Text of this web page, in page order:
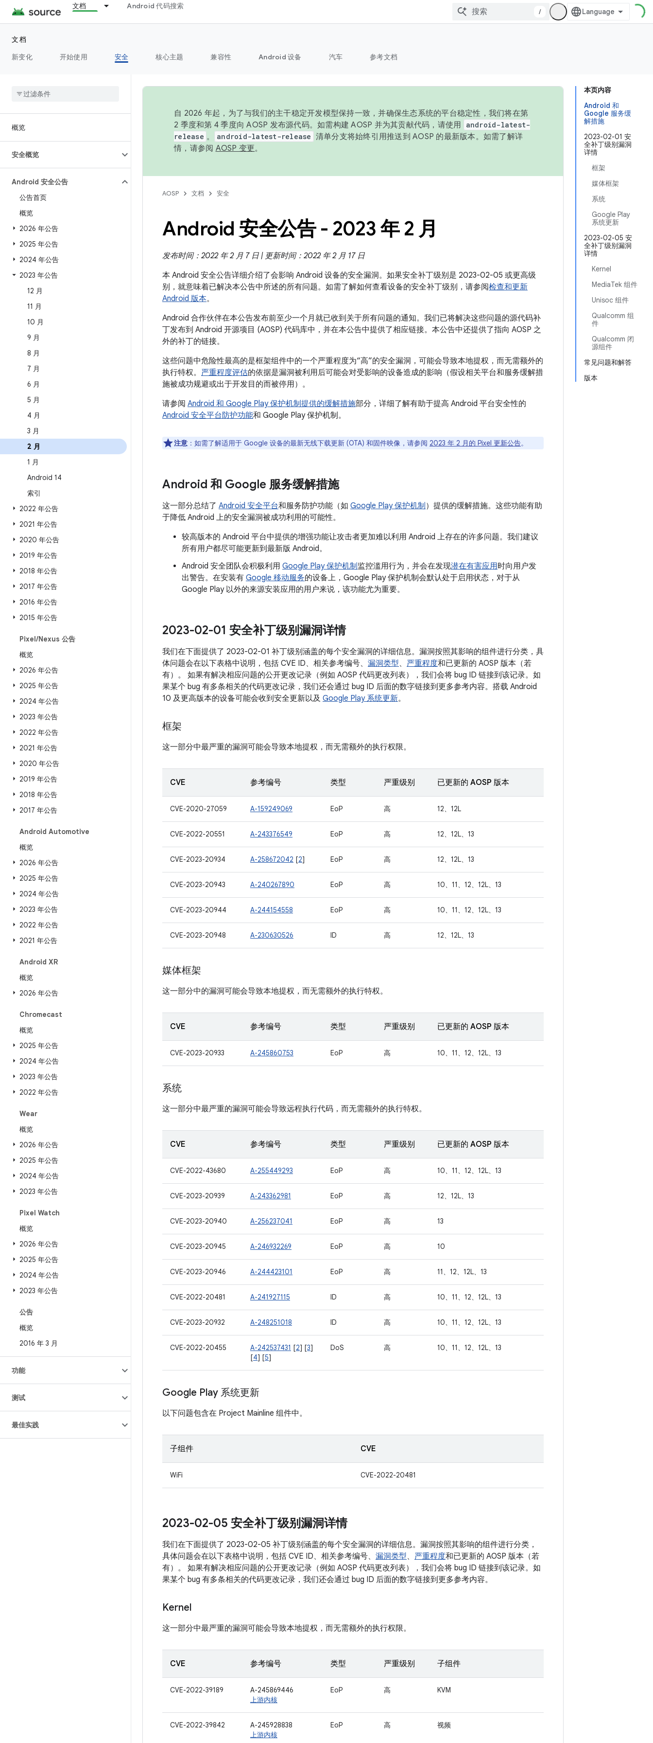
文档 Android 代码搜索
/
文档
新变化
开始使用 安全 核心主题 兼容性 Android 设备 汽车 参考文档
概览
安全概览
Android 安全公告
公告首页
概览
2026 年公告
2025 年公告
2024 年公告
2023 年公告
12 月
11 月
10 月
9 月
8 月
7 月
6 月
5 月
4 月
3 月
2 月
1 月
Android 14
索引
2022 年公告
2021 年公告
2020 年公告
2019 年公告
2018 年公告
2017 年公告
2016 年公告
2015 年公告
Pixel/Nexus 公告
概览
2026 年公告
2025 年公告
2024 年公告
2023 年公告
2022 年公告
2021 年公告
2020 年公告
2019 年公告
2018 年公告
2017 年公告
Android Automotive
概览
2026 年公告
2025 年公告
2024 年公告
2023 年公告
2022 年公告
2021 年公告
Android XR
概览
2026 年公告
Chromecast
概览
2025 年公告
2024 年公告
2023 年公告
2022 年公告
Wear
概览
2026 年公告
2025 年公告
2024 年公告
2023 年公告
Pixel Watch
概览
2026 年公告
2025 年公告
2024 年公告
2023 年公告
公告
概览
2016 年 3 月
功能
测试
最佳实践
本页内容
Android 和
Google 服务缓
解措施
2023-02-01 安
全补丁级别漏洞
详情
框架
媒体框架
系统
Google Play
系统更新
2023-02-05 安
全补丁级别漏洞
详情
Kernel
MediaTek 组件
Unisoc 组件
Qualcomm 组
件
Qualcomm 闭
源组件
常见问题和解答
版本
自 2026 年起，为了与我们的主干稳定开发模型保持一致，并确保生态系统的平台稳定性，我们将在第
2 季度和第 4 季度向 AOSP 发布源代码。如需构建 AOSP 并为其贡献代码，请使用
android-latest-
release 。 android-latest-release 清单分支将始终引用推送到 AOSP 的最新版本。如需了解详
情，请参阅 AOSP 变更。
AOSP 文档 安全
Android 安全公告 - 2023 年 2 月
发布时间：2022 年 2 月 7 日 | 更新时间：2022 年 2 月 17 日
本 Android 安全公告详细介绍了会影响 Android 设备的安全漏洞。如果安全补丁级别是 2023-02-05 或更高级
别，就意味着已解决本公告中所述的所有问题。如需了解如何查看设备的安全补丁级别，请参阅检查和更新
Android 版本。
Android 合作伙伴在本公告发布前至少一个月就已收到关于所有问题的通知。我们已将解决这些问题的源代码补
丁发布到 Android 开源项目 (AOSP) 代码库中，并在本公告中提供了相应链接。本公告中还提供了指向 AOSP 之
外的补丁的链接。
这些问题中危险性最高的是框架组件中的一个严重程度为“高”的安全漏洞，可能会导致本地提权，而无需额外的
执行特权。 严重程度评估的依据是漏洞被利用后可能会对受影响的设备造成的影响（假设相关平台和服务缓解措
施被成功规避或出于开发目的而被停用）。
请参阅 Android 和 Google Play 保护机制提供的缓解措施部分，详细了解有助于提高 Android 平台安全性的
Android 安全平台防护功能和 Google Play 保护机制。
注意 ：如需了解适用于 Google 设备的最新无线下载更新 (OTA) 和固件映像，请参阅 2023 年 2 月的 Pixel 更新公告。
Android 和 Google 服务缓解措施
这一部分总结了 Android 安全平台和服务防护功能（如 Google Play 保护机制 ）提供的缓解措施。这些功能有助
于降低 Android 上的安全漏洞被成功利用的可能性。
较高版本的 Android 平台中提供的增强功能让攻击者更加难以利用 Android 上存在的许多问题。我们建议
所有用户都尽可能更新到最新版 Android。
Android 安全团队会积极利用 Google Play 保护机制监控滥用行为，并会在发现潜在有害应用时向用户发
出警告。在安装有 Google 移动服务的设备上，Google Play 保护机制会默认处于启用状态，对于从
Google Play 以外的来源安装应用的用户来说，该功能尤为重要。
2023-02-01 安全补丁级别漏洞详情
我们在下面提供了 2023-02-01 补丁级别涵盖的每个安全漏洞的详细信息。漏洞按照其影响的组件进行分类，具
体问题会在以下表格中说明，包括 CVE ID、相关参考编号、 漏洞类型、 严重程度和已更新的 AOSP 版本（若
有）。 如果有解决相应问题的公开更改记录（例如 AOSP 代码更改列表），我们会将 bug ID 链接到该记录。如
果某个 bug 有多条相关的代码更改记录，我们还会通过 bug ID 后面的数字链接到更多参考内容。搭载 Android
10 及更高版本的设备可能会收到安全更新以及 Google Play 系统更新。
框架
这一部分中最严重的漏洞可能会导致本地提权，而无需额外的执行权限。
CVE 参考编号 类型 严重级别 已更新的 AOSP 版本
CVE-2020-27059 A-159249069 EoP 高 12、12L
CVE-2022-20551 A-243376549 EoP 高 12、12L、13
CVE-2023-20934 A-258672042 [2] EoP 高 12、12L、13
CVE-2023-20943 A-240267890 EoP 高 10、11、12、12L、13
CVE-2023-20944 A-244154558 EoP 高 10、11、12、12L、13
CVE-2023-20948 A-230630526 ID 高 12、12L、13
媒体框架
这一部分中的漏洞可能会导致本地提权，而无需额外的执行特权。
CVE 参考编号 类型 严重级别 已更新的 AOSP 版本
CVE-2023-20933 A-245860753 EoP 高 10、11、12、12L、13
系统
这一部分中最严重的漏洞可能会导致远程执行代码，而无需额外的执行特权。
CVE 参考编号 类型 严重级别 已更新的 AOSP 版本
CVE-2022-43680 A-255449293 EoP 高 10、11、12、12L、13
CVE-2023-20939 A-243362981 EoP 高 12、12L、13
CVE-2023-20940 A-256237041 EoP 高 13
CVE-2023-20945 A-246932269 EoP 高 10
CVE-2023-20946 A-244423101 EoP 高 11、12、12L、13
CVE-2022-20481 A-241927115 ID 高 10、11、12、12L、13
CVE-2023-20932 A-248251018 ID 高 10、11、12、12L、13
CVE-2022-20455 A-242537431 [2] [3]
[4] [5]
DoS 高 10、11、12、12L、13
Google Play 系统更新
以下问题包含在 Project Mainline 组件中。
子组件 CVE
WiFi CVE-2022-20481
2023-02-05 安全补丁级别漏洞详情
我们在下面提供了 2023-02-05 补丁级别涵盖的每个安全漏洞的详细信息。漏洞按照其影响的组件进行分类，
具体问题会在以下表格中说明，包括 CVE ID、相关参考编号、 漏洞类型、 严重程度和已更新的 AOSP 版本（若
有）。 如果有解决相应问题的公开更改记录（例如 AOSP 代码更改列表），我们会将 bug ID 链接到该记录。如
果某个 bug 有多条相关的代码更改记录，我们还会通过 bug ID 后面的数字链接到更多参考内容。
Kernel
这一部分中最严重的漏洞可能会导致本地提权，而无需额外的执行权限。
CVE 参考编号 类型 严重级别 子组件
CVE-2022-39189
A-245869446
上游内核
EoP 高 KVM
CVE-2022-39842
A-245928838
上游内核
EoP 高 视频